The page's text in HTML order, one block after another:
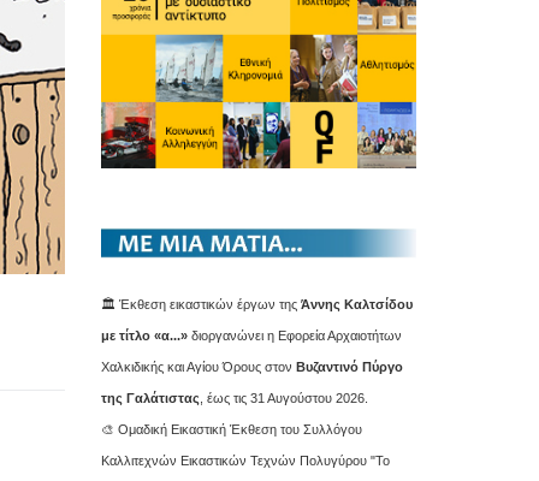
🏛️ Έκθεση εικαστικών έργων της Άννης Καλτσίδου
με τίτλο «α...»διοργανώνει η Εφορεία Αρχαιοτήτων
Χαλκιδικής και Αγίου Όρους στον Βυζαντινό Πύργο
της Γαλάτιστας , έως τις 31 Αυγούστου 2026.
🎨 Ομαδική Εικαστική Έκθεση του Συλλόγου
Καλλιτεχνών Εικαστικών Τεχνών Πολυγύρου "Το